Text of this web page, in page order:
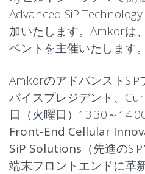
Advanced SiP
加いたします。Amkorは
ベントを主催いたします。
AmkorのアドバンストSiP
バイスプレジデント、
日（火曜日）13:30～
Front-End Cellular
SiP Solutions （先進の
端末フロントエンドに革